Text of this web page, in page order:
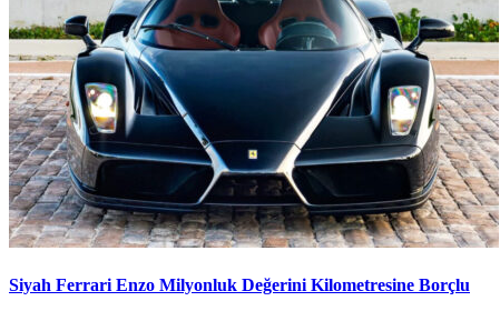
Siyah Ferrari Enzo Milyonluk Değerini Kilometresine Borçlu